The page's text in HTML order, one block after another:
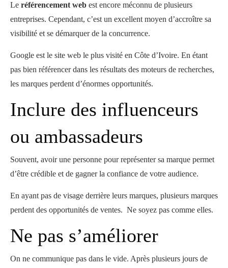
Le référencement web est encore méconnu de plusieurs
entreprises. Cependant, c’est un excellent moyen d’accroître sa
visibilité et se démarquer de la concurrence.
Google est le site web le plus visité en Côte d’Ivoire. En étant
pas bien référencer dans les résultats des moteurs de recherches,
les marques perdent d’énormes opportunités.
Inclure des influenceurs
ou ambassadeurs
Souvent, avoir une personne pour représenter sa marque permet
d’être crédible et de gagner la confiance de votre audience.
En ayant pas de visage derrière leurs marques, plusieurs marques
perdent des opportunités de ventes. Ne soyez pas comme elles.
Ne pas s’améliorer
On ne communique pas dans le vide. Après plusieurs jours de